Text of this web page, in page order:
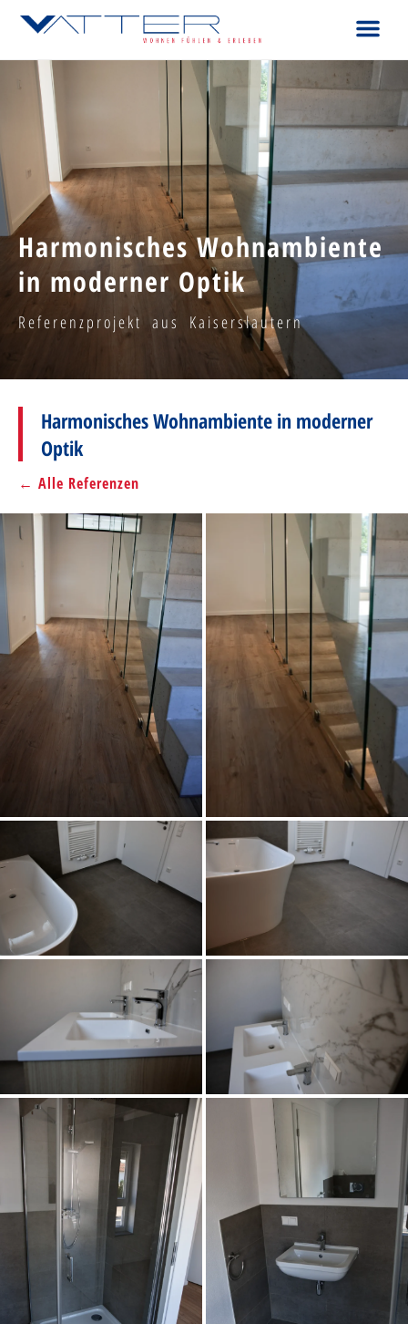
Harmonisches Wohnambiente
in moderner Optik
Referenzprojekt aus Kaiserslautern
Harmonisches Wohnambiente in moderner
Optik
← Alle Referenzen